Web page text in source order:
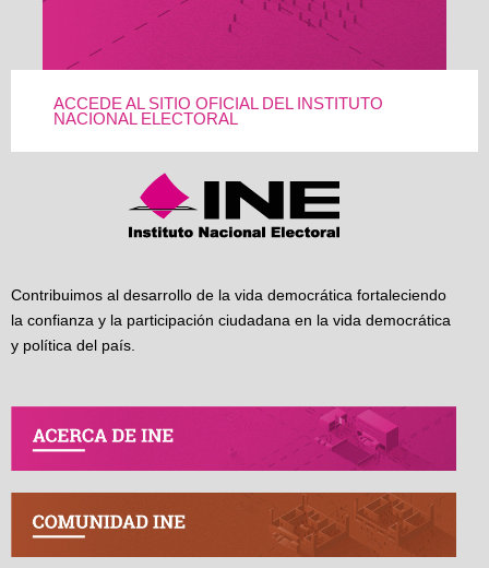
ACCEDE AL SITIO OFICIAL DEL INSTITUTO
NACIONAL ELECTORAL
Contribuimos al desarrollo de la vida democrática fortaleciendo
la confianza y la participación ciudadana en la vida democrática
y política del país.